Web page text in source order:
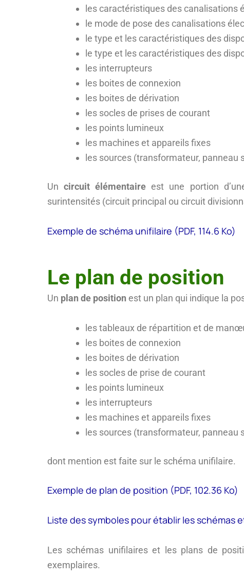
les caractéristiques des canalisations
le mode de pose des canalisations
le type et les caractéristiques des
le type et les caractéristiques des
les interrupteurs
les boites de connexion
les boites de dérivation
les socles de prises de courant
les points lumineux
les machines et appareils fixes
les sources (transformateur, panneau
Un circuit élémentaire est une
portion
surintensités (circuit principal ou circuit
Exemple de schéma unifilaire (PDF, 114.6 Ko)
Le plan de position
Un plan de position est un plan qui indique la
les tableaux de répartition et de
les boites de connexion
les boites de dérivation
les socles de prise de courant
les points lumineux
les interrupteurs
les machines et appareils fixes
les sources (transformateur, panneau
dont mention est faite sur le schéma unifilaire.
Exemple de plan de position (PDF, 102.36 Ko)
Liste des symboles pour établir les schémas
Les schémas unifilaires et les plans de
exemplaires.